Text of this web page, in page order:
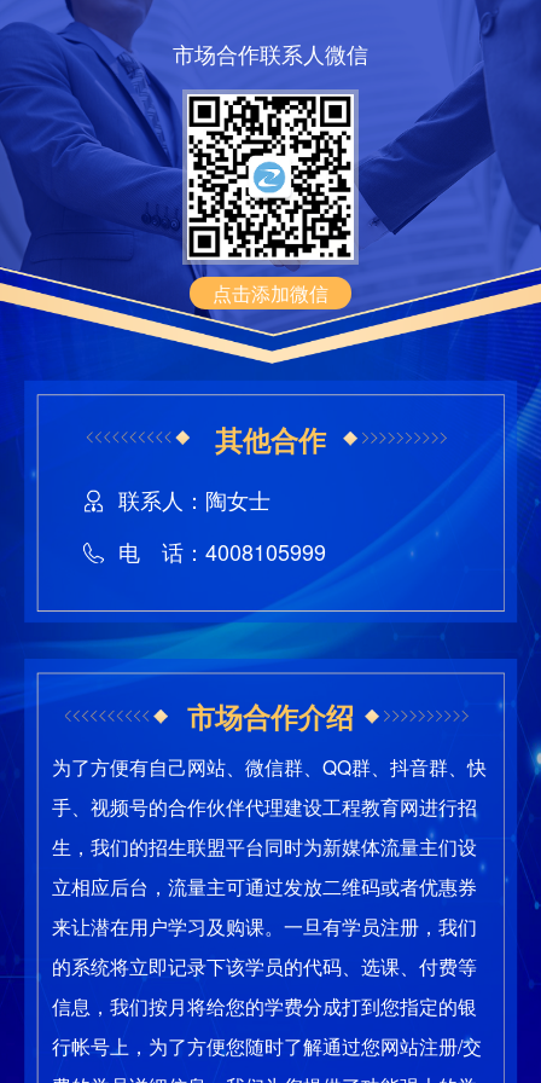
市场合作联系人微信
点击添加微信
其他合作
联系人：陶女士
电 话：4008105999
市场合作介绍
为了方便有自己网站、微信群、QQ群、抖音群、快
手、视频号的合作伙伴代理建设工程教育网进行招
生，我们的招生联盟平台同时为新媒体流量主们设
立相应后台，流量主可通过发放二维码或者优惠券
来让潜在用户学习及购课。一旦有学员注册，我们
的系统将立即记录下该学员的代码、选课、付费等
信息，我们按月将给您的学费分成打到您指定的银
行帐号上，为了方便您随时了解通过您网站注册/交